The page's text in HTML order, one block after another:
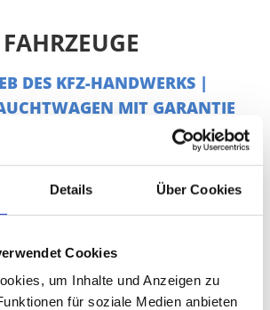
Details Über Cookies
Cookies
um Inhalte und Anzeigen zu
für soziale Medien anbieten
FAHRZEUGE
DES KFZ-HANDWERKS |
MIT GARANTIE